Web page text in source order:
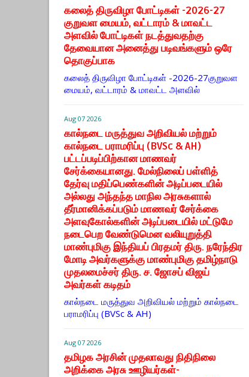
கலைத் திருவிழா போட்டிகள் -2026-27
குறுவள மையம், வட்டாரம் & மாவட்ட
அளவில் போட்டிகள் நடத்துவதற்கு
தேவையான அனைத்து படிவங்களும் ஒரே
தொகுப்பாக
கலைத் திருவிழா போட்டிகள் -2026-27குறுவள
மையம், வட்டாரம் & மாவட்ட அளவில்
Aug 07 2026
கால்நடை மருத்துவ அறிவியல் மற்றும்
கால்நடை பராமரிப்பு (BVSc & AH)
பட்டப்படிப்பிற்கான மாணவர்
சேர்க்கையானது. மேல்நிலைப் பள்ளித்
தேர்வு மதிப்பெண்களின் அடிப்படையில்
அல்லது அந்தந்த மாநில அரசுகளால்
தீர்மானிக்கப்படும் மாணவர் சேர்க்கை
அளவுகோல்களின் அடிப்படையில் மட்டுமே
நடைபெற வேண்டுமென வலியுறுத்தி
மாண்புமிகு இந்தியப் பிரதமர் திரு. நரேந்திர
மோடி அவர்களுக்கு மாண்புமிகு தமிழ்நாடு
முதலமைச்சர் திரு. ச. ஜோசப் விஜய்
அவர்கள் கடிதம்
கால்நடை மருத்துவ அறிவியல் மற்றும் கால்நடை
பராமரிப்பு (BVSc & AH)
Aug 07 2026
தமிழக அரசின் முதலாவது நிதிநிலை
அறிக்கை அரசு ஊழியர்கள்-